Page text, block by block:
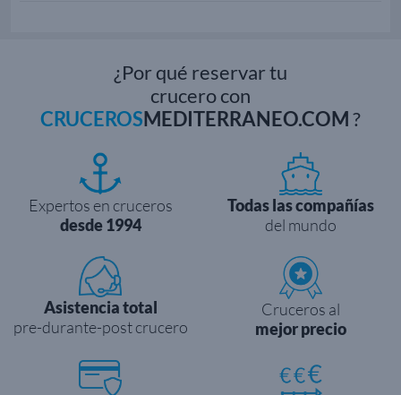
¿Por qué reservar tu
crucero con
CRUCEROSMEDITERRANEO.COM?
Expertos en cruceros
desde 1994
Todas las compañías
del mundo
Asistencia total
pre-durante-post crucero
Cruceros al
mejor precio